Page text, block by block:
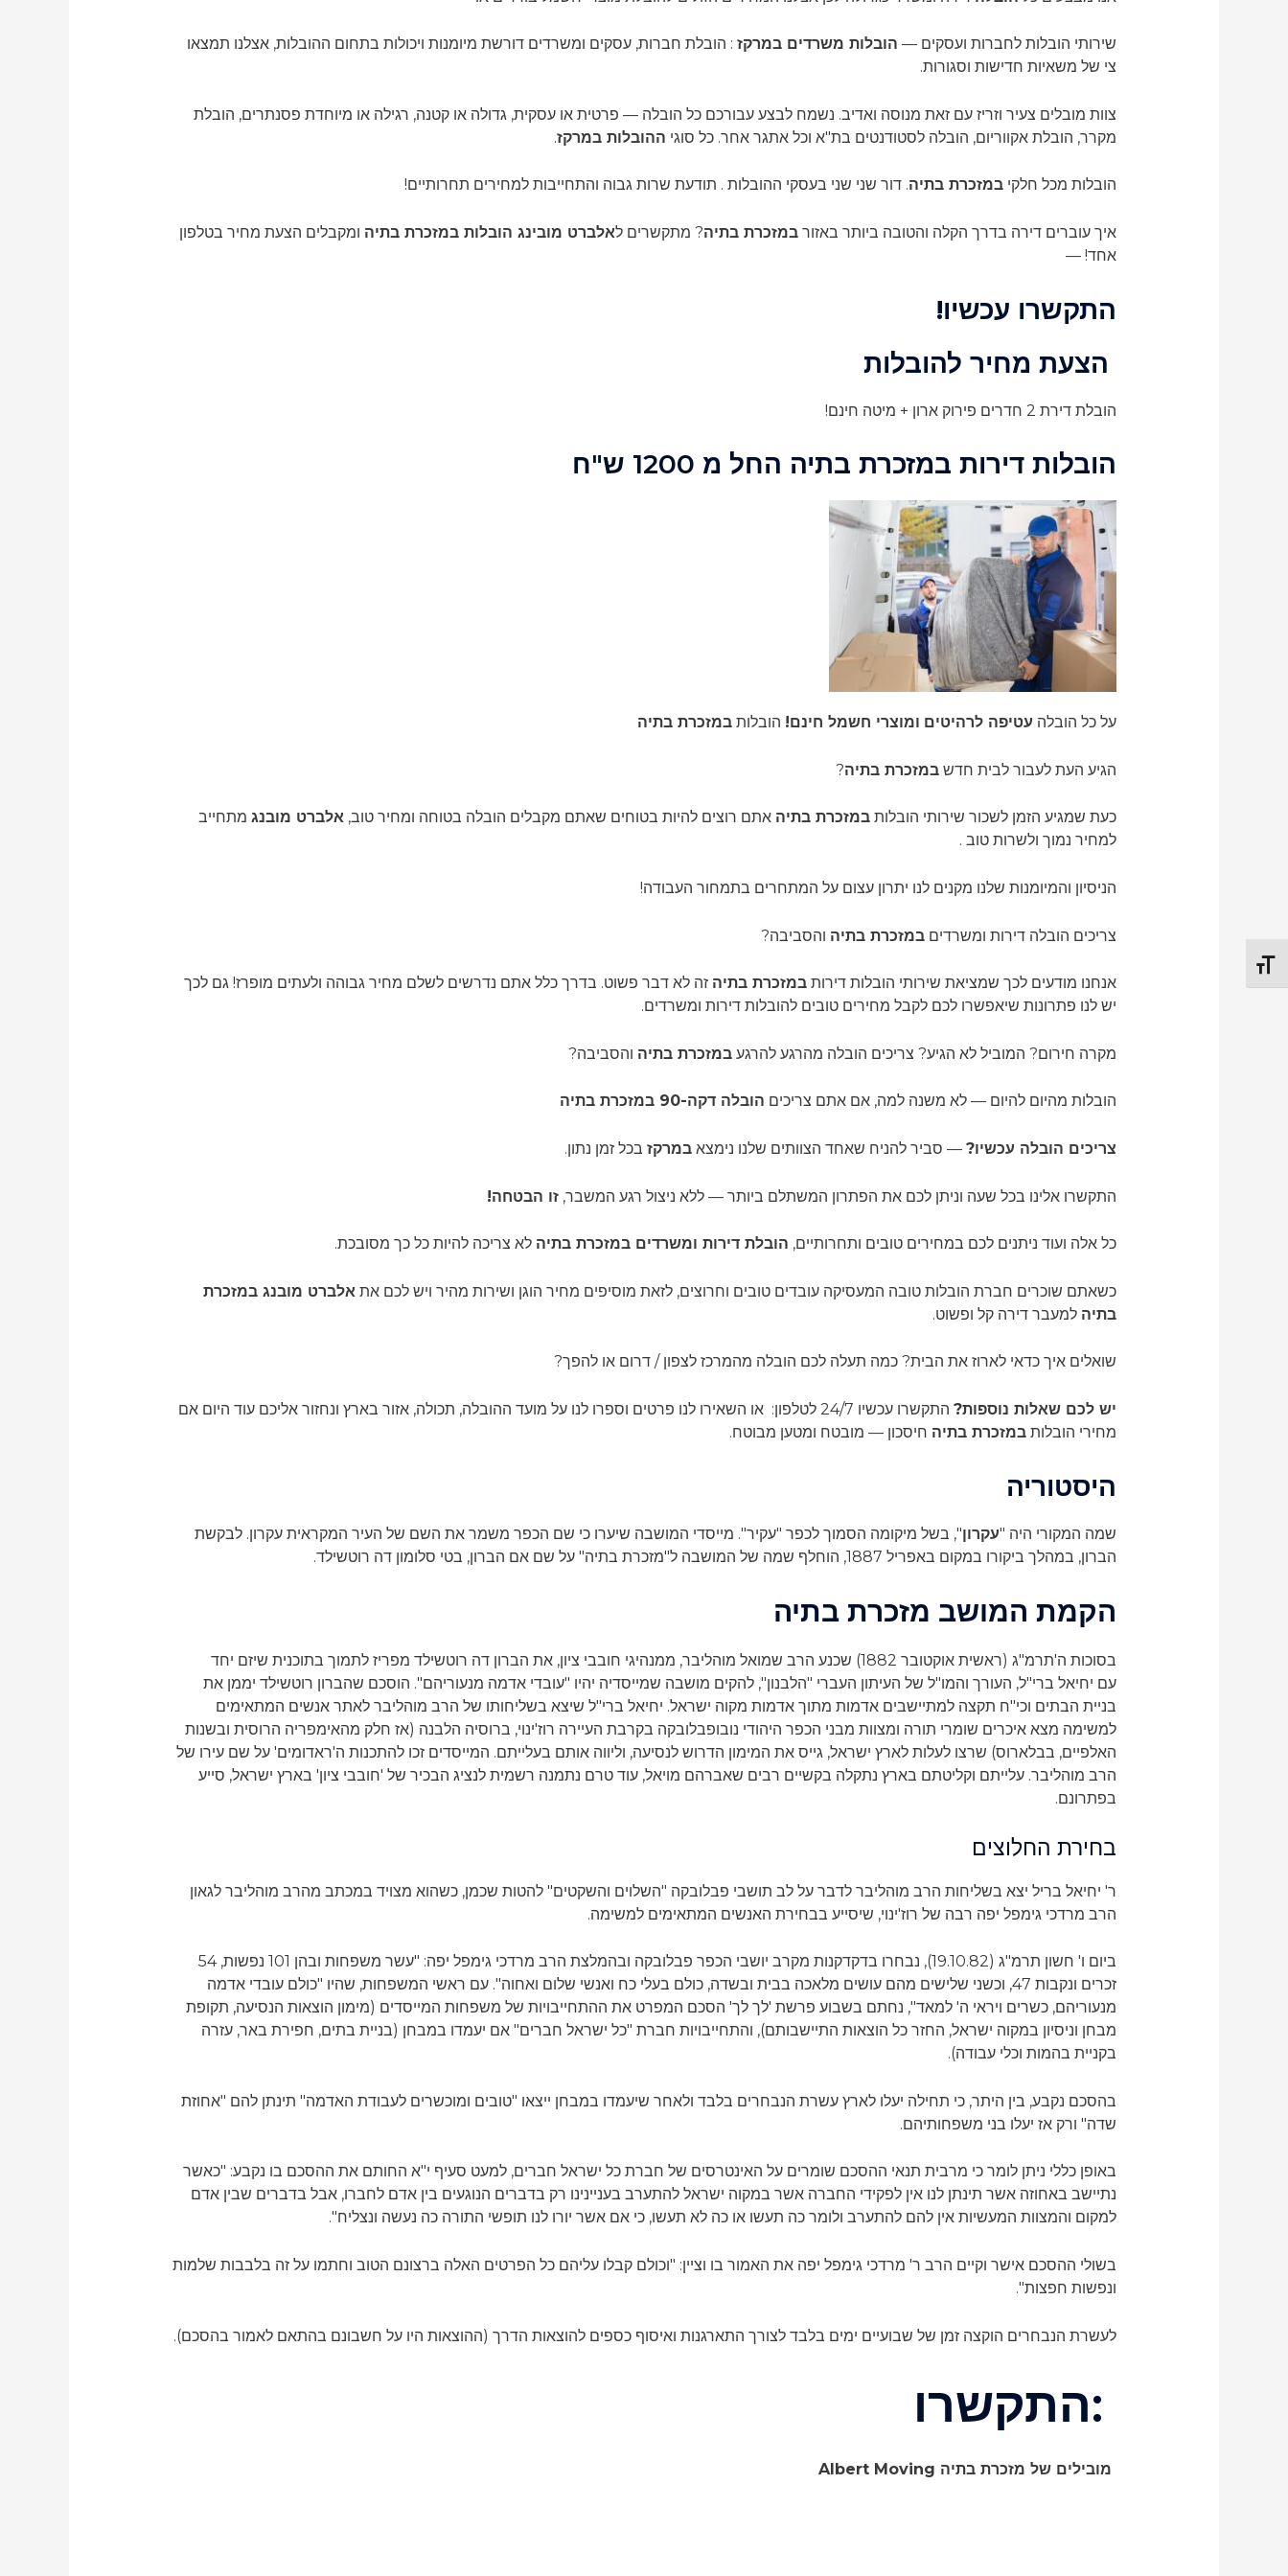
TOGGLE FONT SIZE
שירותי הובלות לחברות ועסקים — הובלות משרדים במרקז: הובלת חברות, עסקים ומשרדים דורשת מיומנות ויכולות בתחום ההובלות, אצלנו תמצאו
צי של משאיות חדישות וסגורות.
צוות מובלים צעיר וזריז עם זאת מנוסה ואדיב. נשמח לבצע עבורכם כל הובלה — פרטית או עסקית, גדולה או קטנה, רגילה או מיוחדת פסנתרים, הובלת
מקרר, הובלת אקווריום, הובלה לסטודנטים בת"א וכל אתגר אחר. כל סוגי ההובלות במרקז.
הובלות מכל חלקי במזכרת בתיה. דור שני שני בעסקי ההובלות . תודעת שרות גבוה והתחייבות למחירים תחרותיים!
איך עוברים דירה בדרך הקלה והטובה ביותר באזור במזכרת בתיה? מתקשרים לאלברט מובינג הובלות במזכרת בתיה ומקבלים הצעת מחיר בטלפון
אחד! —
התקשרו עכשיו!
הצעת מחיר להובלות
הובלת דירת 2 חדרים פירוק ארון + מיטה חינם!
הובלות דירות במזכרת בתיה החל מ 1200 ש"ח
על כל הובלה עטיפה לרהיטים ומוצרי חשמל חינם! הובלות במזכרת בתיה
הגיע העת לעבור לבית חדש במזכרת בתיה?
כעת שמגיע הזמן לשכור שירותי הובלות במזכרת בתיה אתם רוצים להיות בטוחים שאתם מקבלים הובלה בטוחה ומחיר טוב, אלברט מובנגמתחייב
למחיר נמוך ולשרות טוב .
הניסיון והמיומנות שלנו מקנים לנו יתרון עצום על המתחרים בתמחור העבודה!
צריכים הובלה דירות ומשרדים במזכרת בתיה והסביבה?
אנחנו מודעים לכך שמציאת שירותי הובלות דירות במזכרת בתיה זה לא דבר פשוט. בדרך כלל אתם נדרשים לשלם מחיר גבוהה ולעתים מופרז! גם לכך
יש לנו פתרונות שיאפשרו לכם לקבל מחירים טובים להובלות דירות ומשרדים.
מקרה חירום? המוביל לא הגיע? צריכים הובלה מהרגע להרגע במזכרת בתיה והסביבה?
הובלות מהיום להיום — לא משנה למה, אם אתם צריכים הובלה דקה-90 במזכרת בתיה
צריכים הובלה עכשיו?— סביר להניח שאחד הצוותים שלנו נימצא במרקזבכל זמן נתון.
התקשרו אלינו בכל שעה וניתן לכם את הפתרון המשתלם ביותר — ללא ניצול רגע המשבר, זו הבטחה!
כל אלה ועוד ניתנים לכם במחירים טובים ותחרותיים, הובלת דירות ומשרדים במזכרת בתיה לא צריכה להיות כל כך מסובכת.
כשאתם שוכרים חברת הובלות טובה המעסיקה עובדים טובים וחרוצים, לזאת מוסיפים מחיר הוגן ושירות מהיר ויש לכם את אלברט מובנג במזכרת
בתיה למעבר דירה קל ופשוט.
שואלים איך כדאי לארוז את הבית? כמה תעלה לכם הובלה מהמרכז לצפון / דרום או להפך?
יש לכם שאלות נוספות?התקשרו עכשיו 24/7 לטלפון:
או השאירו לנו פרטים וספרו לנו על מועד ההובלה, תכולה, אזור בארץ ונחזור אליכם עוד היום אם
מחירי הובלות במזכרת בתיה חיסכון — מובטח ומטען מבוטח.
היסטוריה
שמה המקורי היה "עקרון", בשל מיקומה הסמוך לכפר "עקיר". מייסדי המושבה שיערו כי שם הכפר משמר את השם של העיר המקראית עקרון. לבקשת
הברון, במהלך ביקורו במקום באפריל 1887, הוחלף שמה של המושבה ל"מזכרת בתיה" על שם אם הברון, בטי סלומון דה רוטשילד.
הקמת המושב מזכרת בתיה
בסוכות ה'תרמ"ג (ראשית אוקטובר 1882) שכנע הרב שמואל מוהליבר, ממנהיגי חובבי ציון, את הברון דה רוטשילד מפריז לתמוך בתוכנית שיזם יחד
עם יחיאל ברי"ל, העורך והמו"ל של העיתון העברי "הלבנון", להקים מושבה שמייסדיה יהיו "עובדי אדמה מנעוריהם". הוסכם שהברון רוטשילד יממן את
בניית הבתים וכי"ח תקצה למתיישבים אדמות מתוך אדמות מקוה ישראל. יחיאל ברי"ל שיצא בשליחותו של הרב מוהליבר לאתר אנשים המתאימים
למשימה מצא איכרים שומרי תורה ומצוות מבני הכפר היהודי נובופבלובקה בקרבת העיירה רוז'ינוי, ברוסיה הלבנה (אז חלק מהאימפריה הרוסית ובשנות
האלפיים, בבלארוס) שרצו לעלות לארץ ישראל, גייס את המימון הדרוש לנסיעה, וליווה אותם בעלייתם. המייסדים זכו להתכנות ה'ראדומים' על שם עירו של
הרב מוהליבר. עלייתם וקליטתם בארץ נתקלה בקשיים רבים שאברהם מויאל, עוד טרם נתמנה רשמית לנציג הבכיר של 'חובבי ציון' בארץ ישראל, סייע
בפתרונם.
בחירת החלוצים
ר' יחיאל בריל יצא בשליחות הרב מוהליבר לדבר על לב תושבי פבלובקה "השלוים והשקטים" להטות שכמן, כשהוא מצויד במכתב מהרב מוהליבר לגאון
הרב מרדכי גימפל יפה רבה של רוז'ינוי, שיסייע בבחירת האנשים המתאימים למשימה.
ביום ו' חשון תרמ"ג (19.10.82), נבחרו בדקדקנות מקרב יושבי הכפר פבלובקה ובהמלצת הרב מרדכי גימפל יפה: "עשר משפחות ובהן 101 נפשות, 54
זכרים ונקבות 47, וכשני שלישים מהם עושים מלאכה בבית ובשדה, כולם בעלי כח ואנשי שלום ואחוה". עם ראשי המשפחות, שהיו "כולם עובדי אדמה
מנעוריהם, כשרים ויראי ה' למאד", נחתם בשבוע פרשת 'לך לך' הסכם המפרט את ההתחייבויות של משפחות המייסדים (מימון הוצאות הנסיעה, תקופת
מבחן וניסיון במקוה ישראל, החזר כל הוצאות התיישבותם), והתחייבויות חברת "כל ישראל חברים" אם יעמדו במבחן (בניית בתים, חפירת באר, עזרה
בקניית בהמות וכלי עבודה).
בהסכם נקבע, בין היתר, כי תחילה יעלו לארץ עשרת הנבחרים בלבד ולאחר שיעמדו במבחן ייצאו "טובים ומוכשרים לעבודת האדמה" תינתן להם "אחוזת
שדה" ורק אז יעלו בני משפחותיהם.
באופן כללי ניתן לומר כי מרבית תנאי ההסכם שומרים על האינטרסים של חברת כל ישראל חברים, למעט סעיף י"א החותם את ההסכם בו נקבע: "כאשר
נתיישב באחוזה אשר תינתן לנו אין לפקידי החברה אשר במקוה ישראל להתערב בעניינינו רק בדברים הנוגעים בין אדם לחברו, אבל בדברים שבין אדם
למקום והמצוות המעשיות אין להם להתערב ולומר כה תעשו או כה לא תעשו, כי אם אשר יורו לנו תופשי התורה כה נעשה ונצליח".
בשולי ההסכם אישר וקיים הרב ר' מרדכי גימפל יפה את האמור בו וציין: "וכולם קבלו עליהם כל הפרטים האלה ברצונם הטוב וחתמו על זה בלבבות שלמות
ונפשות חפצות".
לעשרת הנבחרים הוקצה זמן של שבועיים ימים בלבד לצורך התארגנות ואיסוף כספים להוצאות הדרך (ההוצאות היו על חשבונם בהתאם לאמור בהסכם).
:התקשרו
מובילים של מזכרת בתיה Albert Moving